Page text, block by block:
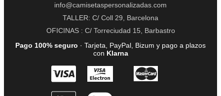
info@camisetaspersonalizadas.com
TALLER: C/ Coll 29, Barcelona
OFICINAS : C/ Torreciudad 15, Barbastro
Pago 100% seguro · Tarjeta, PayPal, Bizum y pago a plazos
con Klarna